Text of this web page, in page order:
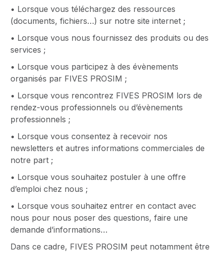
• Lorsque vous téléchargez des ressources
(documents, fichiers…) sur notre site internet ;
• Lorsque vous nous fournissez des produits ou des
services ;
• Lorsque vous participez à des évènements
organisés par FIVES PROSIM ;
• Lorsque vous rencontrez FIVES PROSIM lors de
rendez-vous professionnels ou d’évènements
professionnels ;
• Lorsque vous consentez à recevoir nos
newsletters et autres informations commerciales de
notre part ;
• Lorsque vous souhaitez postuler à une offre
d’emploi chez nous ;
• Lorsque vous souhaitez entrer en contact avec
nous pour nous poser des questions, faire une
demande d’informations…
Dans ce cadre, FIVES PROSIM peut notamment être